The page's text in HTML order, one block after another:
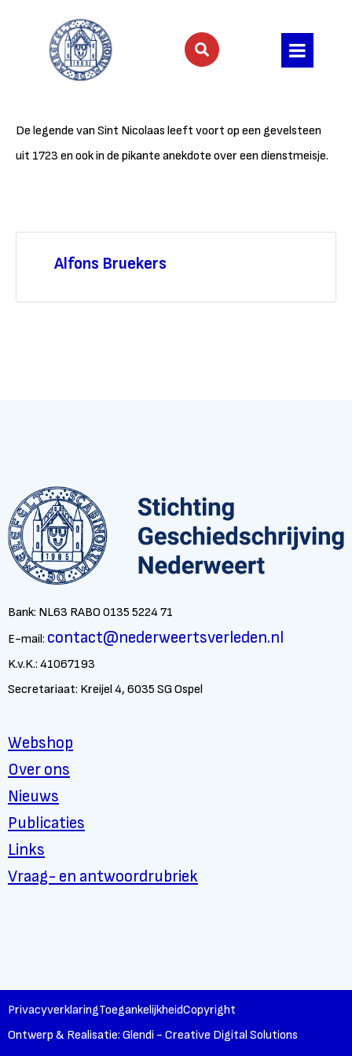
De legende van Sint Nicolaas leeft voort op een gevelsteen
uit 1723 en ook in de pikante anekdote over een dienstmeisje.
Alfons Bruekers
Bank: NL63 RABO 0135 5224 71
E-mail: contact@nederweertsverleden.nl
K.v.K.: 41067193
Secretariaat: Kreijel 4, 6035 SG Ospel
Webshop
Over ons
Nieuws
Publicaties
Links
Vraag- en antwoordrubriek
PrivacyverklaringToegankelijkheidCopyright
Ontwerp & Realisatie: Glendi - Creative Digital Solutions